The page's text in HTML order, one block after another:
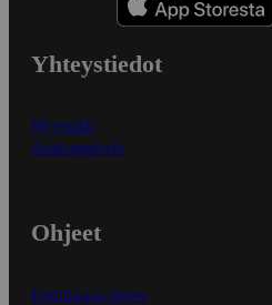
Yhteystiedot
Myymälät
Asiakaspalvelu
Ohjeet
Ensitilaajan ohjeet